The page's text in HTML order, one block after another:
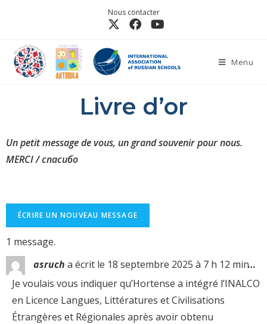
Nous contacter
Menu
Livre d’or
Un petit message de vous, un grand souvenir pour nous.
MERCI / спасибо
1 message.
asruch a écrit le 18 septembre 2025 à 7 h 12 min
Je voulais vous indiquer qu’Hortense a intégré l’INALCO
en Licence Langues, Littératures et Civilisations
Étrangères et Régionales après avoir obtenu
…